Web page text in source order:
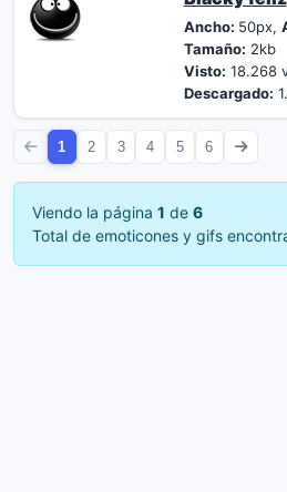
Ancho: 50px,
Tamaño: 2kb
Visto: 18.268
Descargado:
1 2 3 4 5 6
Viendo la página 1 de 6
Total de emoticones y gifs